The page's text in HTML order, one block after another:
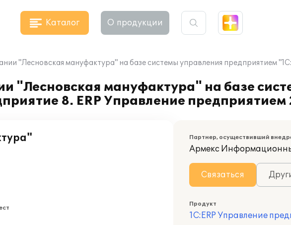
Каталог О продукции
"Лесновская мануфактура" на базе системы управления предприятием
"Лесновская мануфактура" на базе
8. ERP Управление предприятием
Партнер, осуществивший
Армекс
Связаться
Продукт
1С:ERP Управление